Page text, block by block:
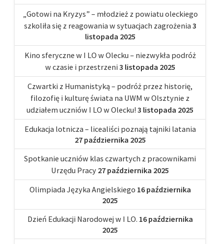
„Gotowi na Kryzys” – młodzież z powiatu oleckiego
szkoliła się z reagowania w sytuacjach zagrożenia 3
listopada 2025
Kino sferyczne w I LO w Olecku – niezwykła podróż
w czasie i przestrzeni 3 listopada 2025
Czwartki z Humanistyką – podróż przez historię,
filozofię i kulturę świata na UWM w Olsztynie z
udziałem uczniów I LO w Olecku! 3 listopada 2025
Edukacja lotnicza – licealiści poznają tajniki latania
27 października 2025
Spotkanie uczniów klas czwartych z pracownikami
Urzędu Pracy 27 października 2025
Olimpiada Języka Angielskiego 16 października
2025
Dzień Edukacji Narodowej w I LO. 16 października
2025